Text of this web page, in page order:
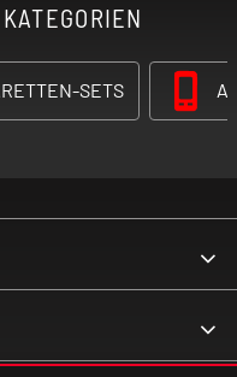
SETS